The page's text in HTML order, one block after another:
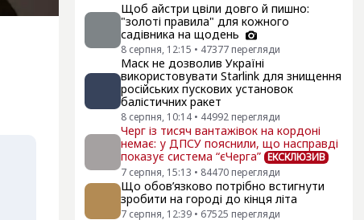
Щоб айстри цвіли довго й пишно:
"золоті правила" для кожного
садівника на щодень
8 серпня, 12:15 • 47377 перегляди
Маск не дозволив Україні
використовувати Starlink для знищення
російських пускових установок
балістичних ракет
8 серпня, 10:14 • 44992 перегляди
Черг із тисяч вантажівок на кордоні
немає: у ДПСУ пояснили, що насправді
показує система “єЧерга” ЕКСКЛЮЗИВ
7 серпня, 15:13 • 84470 перегляди
Що обов’язково потрібно встигнути
зробити на городі до кінця літа
7 серпня, 12:39 • 67525 перегляди